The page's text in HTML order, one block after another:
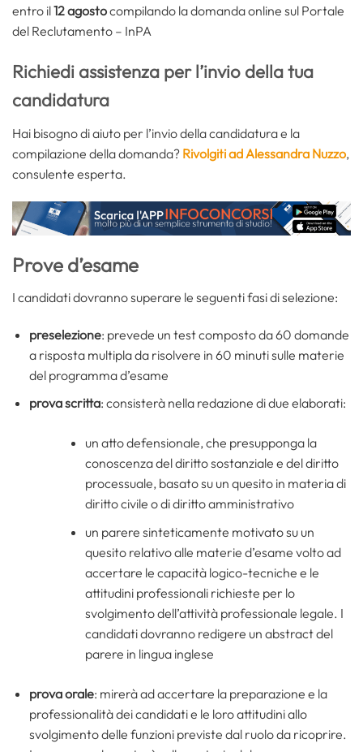
entro il12 agostocompilando la domanda online sul Portale
del Reclutamento – InPA
Richiedi assistenza per l’invio della tua
candidatura
Hai bisogno di aiuto per l’invio della candidatura e la
compilazione della domanda? Rivolgiti ad Alessandra Nuzzo,
consulente esperta.
Prove d’esame
I candidati dovranno superare le seguenti fasi di selezione:
preselezione: prevede un test composto da 60 domande
a risposta multipla da risolvere in 60 minuti sulle materie
del programma d’esame
prova scritta: consisterà nella redazione di due elaborati:
un atto defensionale, che presupponga la
conoscenza del diritto sostanziale e del diritto
processuale, basato su un quesito in materia di
diritto civile o di diritto amministrativo
un parere sinteticamente motivato su un
quesito relativo alle materie d’esame volto ad
accertare le capacità logico-tecniche e le
attitudini professionali richieste per lo
svolgimento dell’attività professionale legale. I
candidati dovranno redigere un abstract del
parere in lingua inglese
prova orale: mirerà ad accertare la preparazione e la
professionalità dei candidati e le loro attitudini allo
svolgimento delle funzioni previste dal ruolo da ricoprire.